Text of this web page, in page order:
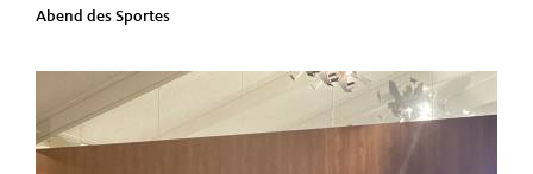
Abend des Sportes